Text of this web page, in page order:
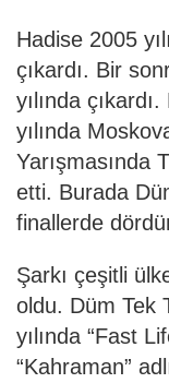
Hadise 2005
çıkardı. Bir
yılında
yılında
Yarışmasında
etti. Burada
finallerde
Şarkı çeşitli
oldu. Düm Tek
yılında “Fast
“Kahraman”